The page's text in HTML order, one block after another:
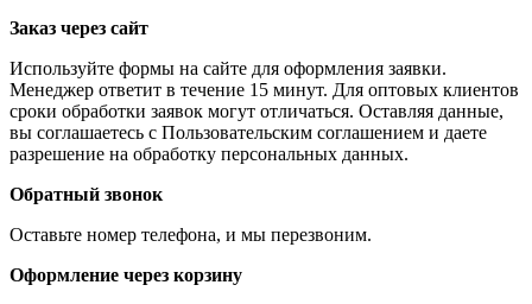
Заказ через сайт
Используйте формы на сайте для оформления заявки.
Менеджер ответит в течение 15 минут. Для оптовых клиентов
сроки обработки заявок могут отличаться. Оставляя данные,
вы соглашаетесь с Пользовательским соглашением и даете
разрешение на обработку персональных данных.
Обратный звонок
Оставьте номер телефона, и мы перезвоним.
Оформление через корзину